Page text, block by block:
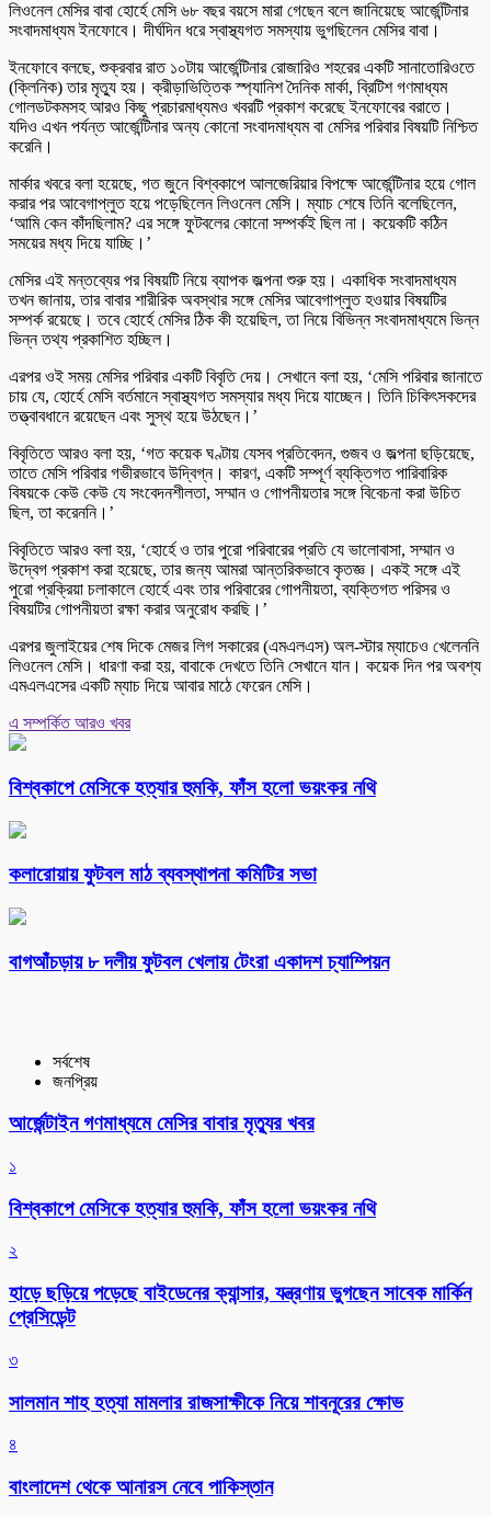
লিওনেল মেসির বাবা হোর্হে মেসি ৬৮ বছর বয়সে মারা গেছেন বলে জানিয়েছে আর্জেন্টিনার
সংবাদমাধ্যম ইনফোবে। দীর্ঘদিন ধরে স্বাস্থ্যগত সমস্যায় ভুগছিলেন মেসির বাবা।
ইনফোবে বলছে, শুক্রবার রাত ১০টায় আর্জেন্টিনার রোজারিও শহরের একটি সানাতোরিওতে
(ক্লিনিক) তার মৃত্যু হয়। ক্রীড়াভিত্তিক স্প্যানিশ দৈনিক মার্কা, ব্রিটিশ গণমাধ্যম
গোলডটকমসহ আরও কিছু প্রচারমাধ্যমও খবরটি প্রকাশ করেছে ইনফোবের বরাতে।
যদিও এখন পর্যন্ত আর্জেন্টিনার অন্য কোনো সংবাদমাধ্যম বা মেসির পরিবার বিষয়টি নিশ্চিত
করেনি।
মার্কার খবরে বলা হয়েছে, গত জুনে বিশ্বকাপে আলজেরিয়ার বিপক্ষে আর্জেন্টিনার হয়ে গোল
করার পর আবেগাপ্লুত হয়ে পড়েছিলেন লিওনেল মেসি। ম্যাচ শেষে তিনি বলেছিলেন,
‘আমি কেন কাঁদছিলাম? এর সঙ্গে ফুটবলের কোনো সম্পর্কই ছিল না। কয়েকটি কঠিন
সময়ের মধ্য দিয়ে যাচ্ছি।’
মেসির এই মন্তব্যের পর বিষয়টি নিয়ে ব্যাপক জল্পনা শুরু হয়। একাধিক সংবাদমাধ্যম
তখন জানায়, তার বাবার শারীরিক অবস্থার সঙ্গে মেসির আবেগাপ্লুত হওয়ার বিষয়টির
সম্পর্ক রয়েছে। তবে হোর্হে মেসির ঠিক কী হয়েছিল, তা নিয়ে বিভিন্ন সংবাদমাধ্যমে ভিন্ন
ভিন্ন তথ্য প্রকাশিত হচ্ছিল।
এরপর ওই সময় মেসির পরিবার একটি বিবৃতি দেয়। সেখানে বলা হয়, ‘মেসি পরিবার জানাতে
চায় যে, হোর্হে মেসি বর্তমানে স্বাস্থ্যগত সমস্যার মধ্য দিয়ে যাচ্ছেন। তিনি চিকিৎসকদের
তত্ত্বাবধানে রয়েছেন এবং সুস্থ হয়ে উঠছেন।’
বিবৃতিতে আরও বলা হয়, ‘গত কয়েক ঘণ্টায় যেসব প্রতিবেদন, গুজব ও জল্পনা ছড়িয়েছে,
তাতে মেসি পরিবার গভীরভাবে উদ্বিগ্ন। কারণ, একটি সম্পূর্ণ ব্যক্তিগত পারিবারিক
বিষয়কে কেউ কেউ যে সংবেদনশীলতা, সম্মান ও গোপনীয়তার সঙ্গে বিবেচনা করা উচিত
ছিল, তা করেননি।’
বিবৃতিতে আরও বলা হয়, ‘হোর্হে ও তার পুরো পরিবারের প্রতি যে ভালোবাসা, সম্মান ও
উদ্বেগ প্রকাশ করা হয়েছে, তার জন্য আমরা আন্তরিকভাবে কৃতজ্ঞ। একই সঙ্গে এই
পুরো প্রক্রিয়া চলাকালে হোর্হে এবং তার পরিবারের গোপনীয়তা, ব্যক্তিগত পরিসর ও
বিষয়টির গোপনীয়তা রক্ষা করার অনুরোধ করছি।’
এরপর জুলাইয়ের শেষ দিকে মেজর লিগ সকারের (এমএলএস) অল-স্টার ম্যাচেও খেলেননি
লিওনেল মেসি। ধারণা করা হয়, বাবাকে দেখতে তিনি সেখানে যান। কয়েক দিন পর অবশ্য
এমএলএসের একটি ম্যাচ দিয়ে আবার মাঠে ফেরেন মেসি।
এ সম্পর্কিত আরও খবর
বিশ্বকাপে মেসিকে হত্যার হুমকি, ফাঁস হলো ভয়ংকর নথি
কলারোয়ায় ফুটবল মাঠ ব্যবস্থাপনা কমিটির সভা
বাগআঁচড়ায় ৮ দলীয় ফুটবল খেলায় টেংরা একাদশ চ্যাম্পিয়ন
সর্বশেষ
জনপ্রিয়
আর্জেন্টাইন গণমাধ্যমে মেসির বাবার মৃত্যুর খবর
১
বিশ্বকাপে মেসিকে হত্যার হুমকি, ফাঁস হলো ভয়ংকর নথি
২
হাড়ে ছড়িয়ে পড়েছে বাইডেনের ক্যান্সার, যন্ত্রণায় ভুগছেন সাবেক মার্কিন
প্রেসিডেন্ট
৩
সালমান শাহ হত্যা মামলার রাজসাক্ষীকে নিয়ে শাবনূরের ক্ষোভ
৪
বাংলাদেশ থেকে আনারস নেবে পাকিস্তান